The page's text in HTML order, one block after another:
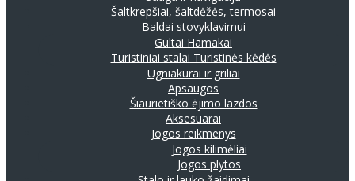
Šaltkrepšiai, šaltdėžės, termosai
Baldai stovyklavimui
Gultai Hamakai
Turistiniai stalai Turistinės kėdės
Ugniakurai ir griliai
Apsaugos
Šiaurietiško ėjimo lazdos
Aksesuarai
Jogos reikmenys
Jogos kilimėliai
Jogos plytos